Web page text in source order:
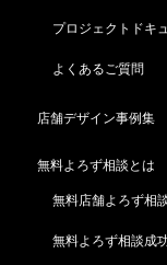
プロジェクトドキ
よくあるご質問
店舗デザイン事例集
無料よろず相談とは
無料店舗よろず相
無料よろず相談成
当事務所HPから
コンビニ跡に出店と
早速現場を見に行
交通量も多く、駐